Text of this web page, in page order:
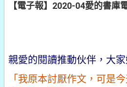
【電子報】2020-04愛的書庫
親愛的閱讀推動伙伴，大家
「我原本討厭作文，可是